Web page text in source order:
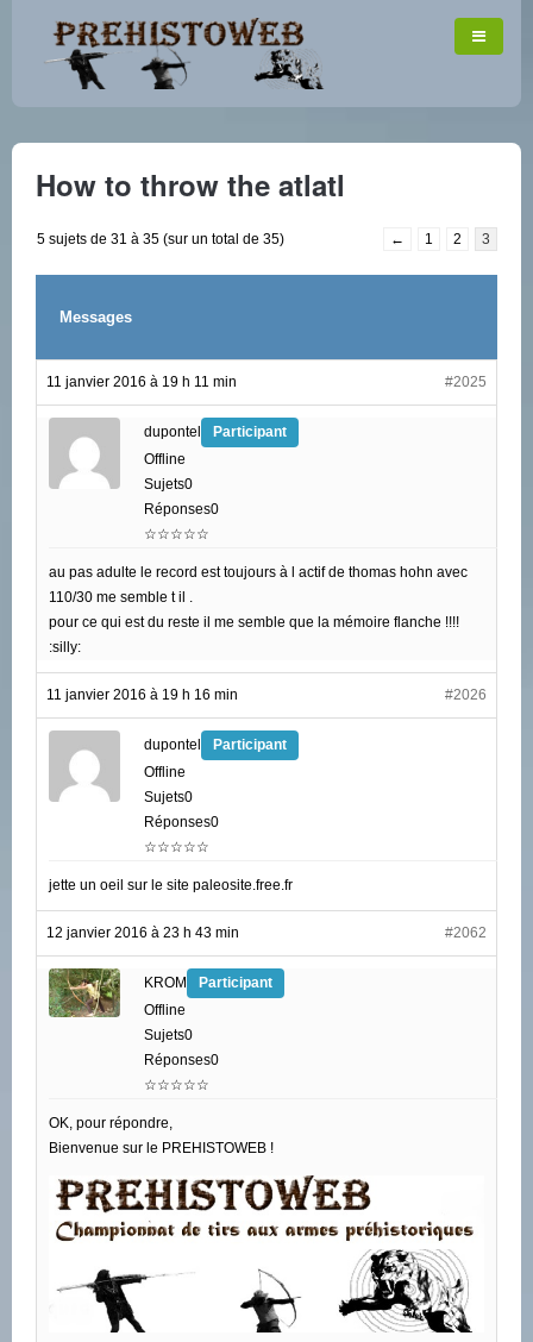
How to throw the atlatl
5 sujets de 31 à 35 (sur un total de 35) ← 1 2 3
Messages
11 janvier 2016 à 19 h 11 min #2025
dupontel
Participant
Offline
Sujets0
Réponses0
☆☆☆☆☆
au pas adulte le record est toujours à l actif de thomas hohn avec
110/30 me semble t il .
pour ce qui est du reste il me semble que la mémoire flanche !!!!
:silly:
11 janvier 2016 à 19 h 16 min #2026
dupontel
Participant
Offline
Sujets0
Réponses0
☆☆☆☆☆
jette un oeil sur le site paleosite.free.fr
12 janvier 2016 à 23 h 43 min #2062
KROM
Participant
Offline
Sujets0
Réponses0
☆☆☆☆☆
OK, pour répondre,
Bienvenue sur le PREHISTOWEB !